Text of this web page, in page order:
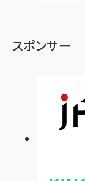
スポンサー